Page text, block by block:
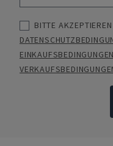
BITTE
EINKAUFSBEDINGUNGEN